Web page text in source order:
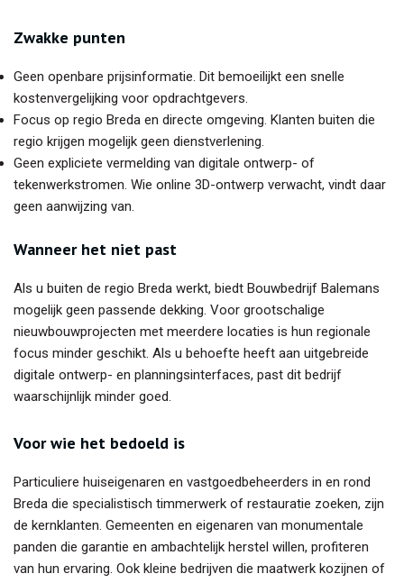
Zwakke punten
Geen openbare prijsinformatie. Dit bemoeilijkt een snelle
kostenvergelijking voor opdrachtgevers.
Focus op regio Breda en directe omgeving. Klanten buiten die
regio krijgen mogelijk geen dienstverlening.
Geen expliciete vermelding van digitale ontwerp- of
tekenwerkstromen. Wie online 3D-ontwerp verwacht, vindt daar
geen aanwijzing van.
Wanneer het niet past
Als u buiten de regio Breda werkt, biedt Bouwbedrijf Balemans
mogelijk geen passende dekking. Voor grootschalige
nieuwbouwprojecten met meerdere locaties is hun regionale
focus minder geschikt. Als u behoefte heeft aan uitgebreide
digitale ontwerp- en planningsinterfaces, past dit bedrijf
waarschijnlijk minder goed.
Voor wie het bedoeld is
Particuliere huiseigenaren en vastgoedbeheerders in en rond
Breda die specialistisch timmerwerk of restauratie zoeken, zijn
de kernklanten. Gemeenten en eigenaren van monumentale
panden die garantie en ambachtelijk herstel willen, profiteren
van hun ervaring. Ook kleine bedrijven die maatwerk kozijnen of